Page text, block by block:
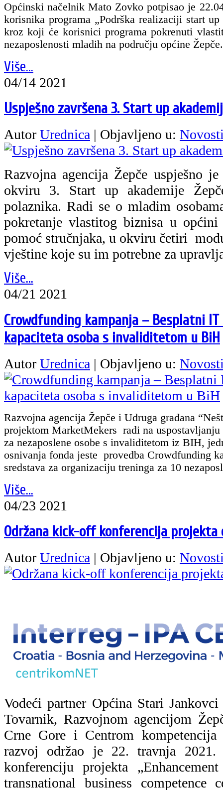
Općinski načelnik Mato Zovko potpisao je
korisnika programa „Podrška realizaciji start
kroz koji će korisnici programa pokrenuti
nezaposlenosti mladih na području općine Žepče.
Više...
04/14 2021
Uspješno završena 3. Start up
Autor Urednica | Objavljeno u:
Razvojna agencija Žepče uspješno
okviru 3. Start up akademije
polaznika. Radi se o mladim
pokretanje vlastitog biznisa u
pomoć stručnjaka, u okviru četiri
vještine koje su im potrebne za
Više...
04/21 2021
Crowdfunding kampanja – Besplatni
kapaciteta osoba s invaliditetom u BiH
Autor Urednica | Objavljeno u:
Razvojna agencija Žepče i Udruga građana
projektom MarketMekers radi na
za nezaposlene osobe s invaliditetom iz BIH,
osnivanja fonda jeste provedba Crowdfunding
sredstava za organizaciju treninga za 10
Više...
04/23 2021
Održana kick-off konferencija projekta
Autor Urednica | Objavljeno u:
Vodeći partner Općina Stari
Tovarnik, Razvojnom agencijom
Crne Gore i Centrom
razvoj održao je 22. travnja
konferenciju projekta
transnational business competence